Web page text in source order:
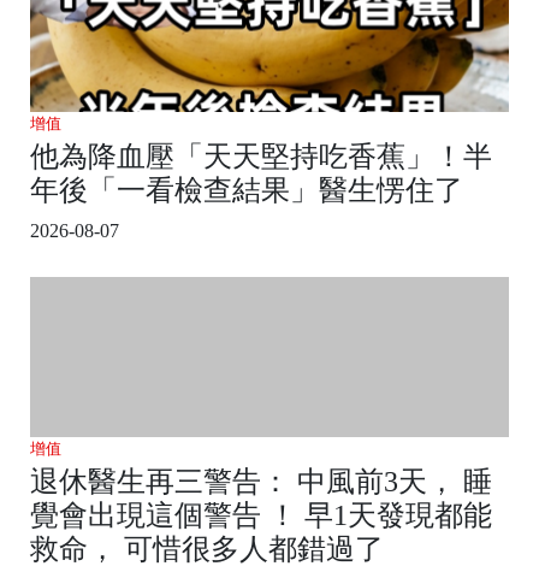
增值
他為降血壓「天天堅持吃香蕉」！半
年後「一看檢查結果」醫生愣住了
2026-08-07
增值
退休醫生再三警告： 中風前3天， 睡
覺會出現這個警告 ！ 早1天發現都能
救命， 可惜很多人都錯過了